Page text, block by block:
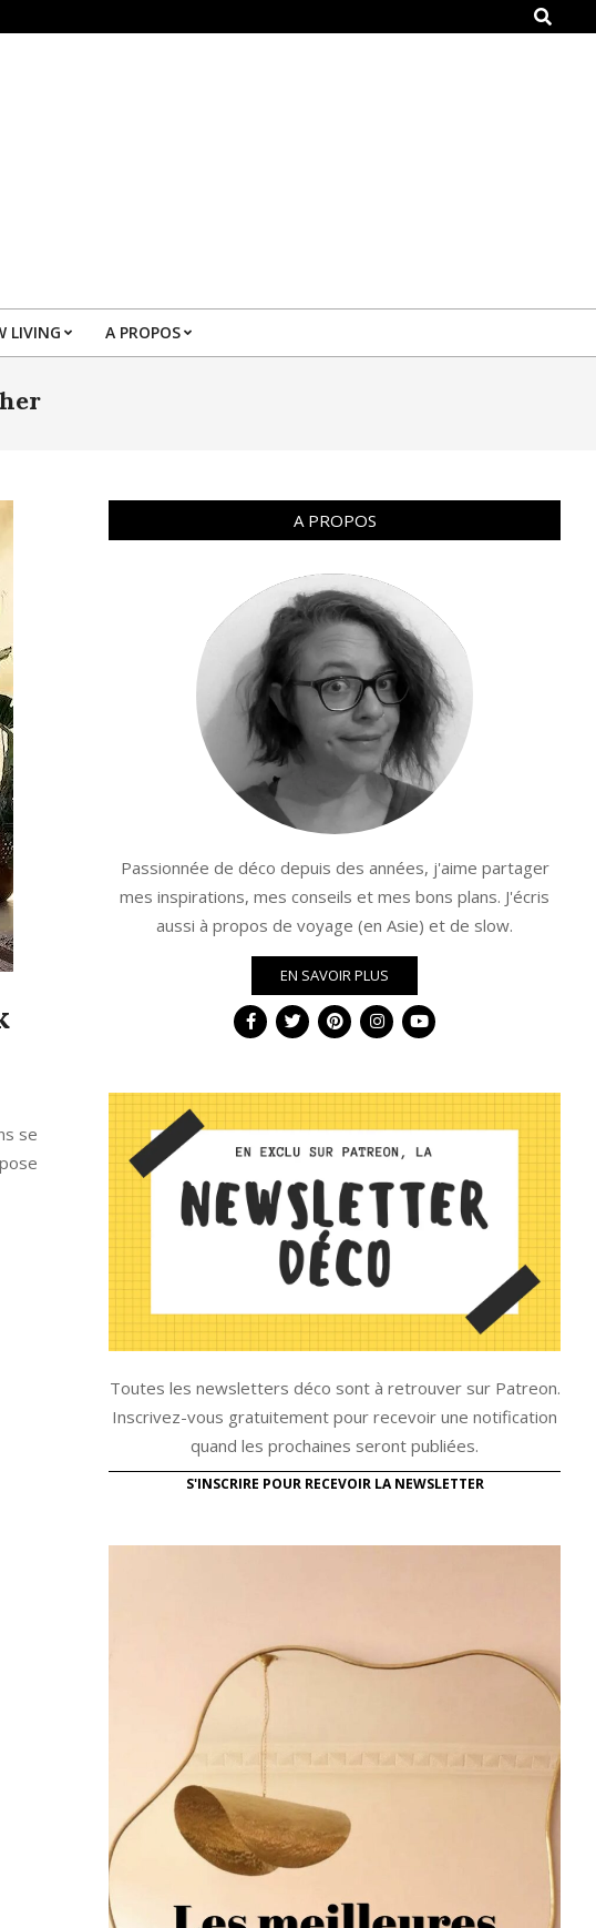
Search
LIVING A PROPOS
se
A PROPOS
Passionnée de déco depuis des années, j'aime partager
mes inspirations, mes conseils et mes bons plans. J'écris
aussi à propos de voyage (en Asie) et de slow.
EN SAVOIR PLUS
Toutes les newsletters déco sont à retrouver sur Patreon.
Inscrivez-vous gratuitement pour recevoir une notification
quand les prochaines seront publiées.
S'INSCRIRE POUR RECEVOIR LA NEWSLETTER